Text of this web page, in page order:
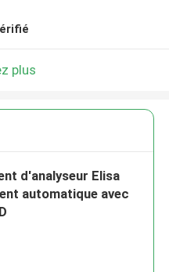
plus
d'analyseur Elisa
automatique avec